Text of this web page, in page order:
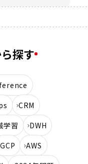
探す
CRM
学習
DWH
GCP
AWS